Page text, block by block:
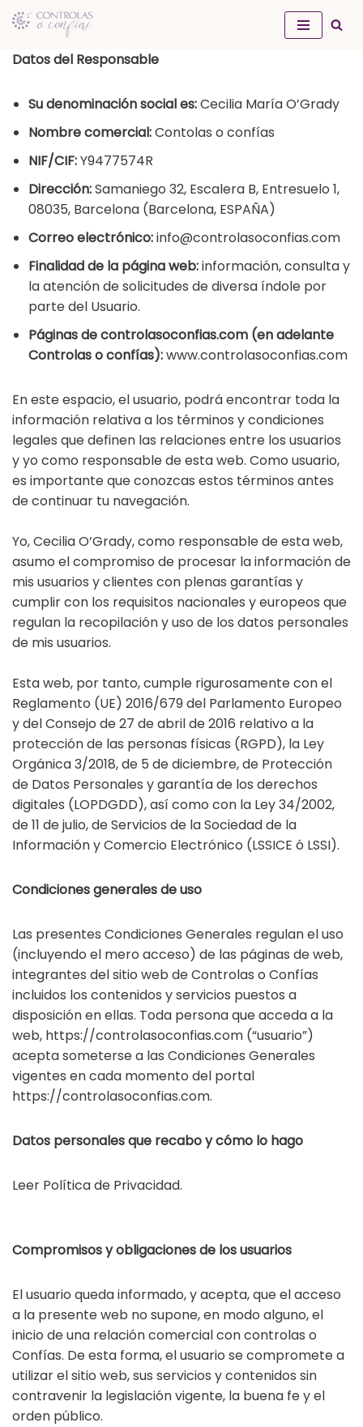
al
Datos del Responsable
Su denominación social es:Cecilia María O’Grady
Nombre comercial:Contolas o confías
NIF/CIF:Y9477574R
Dirección:Samaniego 32, Escalera B, Entresuelo 1,
08035, Barcelona (Barcelona, ESPAÑA)
Correo electrónico:info@controlasoconfias.com
Finalidad de la página web:información, consulta y
la atención de solicitudes de diversa índole por
parte del Usuario.
Páginas de controlasoconfias.com (en adelante
Controlas o confías):www.controlasoconfias.com
En este espacio, el usuario, podrá encontrar toda la
información relativa a los términos y condiciones
legales que definen las relaciones entre los usuarios
y yo como responsable de esta web. Como usuario,
es importante que conozcas estos términos antes
de continuar tu navegación.
Yo, Cecilia O’Grady, como responsable de esta web,
asumo el compromiso de procesar la información de
mis usuarios y clientes con plenas garantías y
cumplir con los requisitos nacionales y europeos que
regulan la recopilación y uso de los datos personales
de mis usuarios.
Esta web, por tanto, cumple rigurosamente con el
Reglamento (UE) 2016/679 del Parlamento Europeo
y del Consejo de 27 de abril de 2016 relativo a la
protección de las personas físicas (RGPD), la Ley
Orgánica 3/2018, de 5 de diciembre, de Protección
de Datos Personales y garantía de los derechos
digitales (LOPDGDD), así como con la Ley 34/2002,
de 11 de julio, de Servicios de la Sociedad de la
Información y Comercio Electrónico (LSSICE ó LSSI).
Condiciones generales de uso
Las presentes Condiciones Generales regulan el uso
(incluyendo el mero acceso) de las páginas de web,
integrantes del sitio web de Controlas o Confías
incluidos los contenidos y servicios puestos a
disposición en ellas. Toda persona que acceda a la
web, https://controlasoconfias.com (“usuario”)
acepta someterse a las Condiciones Generales
vigentes en cada momento del portal
https://controlasoconfias.com.
Datos personales que recabo y cómo lo hago
Leer Política de Privacidad.
Compromisos y obligaciones de los usuarios
El usuario queda informado, y acepta, que el acceso
a la presente web no supone, en modo alguno, el
inicio de una relación comercial con controlas o
Confías. De esta forma, el usuario se compromete a
utilizar el sitio web, sus servicios y contenidos sin
contravenir la legislación vigente, la buena fe y el
orden público.